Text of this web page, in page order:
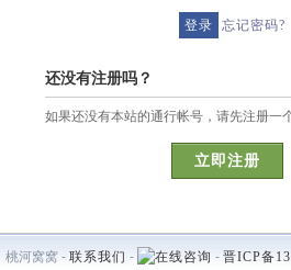
忘记密码?
还没有注册吗？
如果还没有本站的通行帐号，请先注册一
立即注册
桃河窝窝 - 联系我们 - - 晋ICP备